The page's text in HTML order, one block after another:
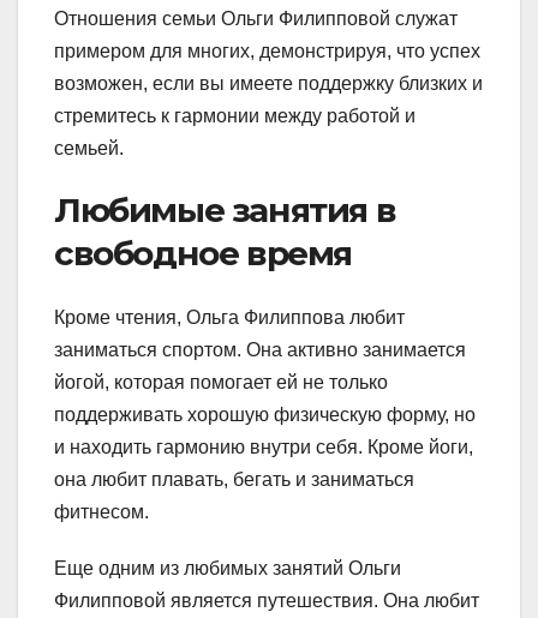
Отношения семьи Ольги Филипповой служат
примером для многих, демонстрируя, что успех
возможен, если вы имеете поддержку близких и
стремитесь к гармонии между работой и
семьей.
Любимые занятия в
свободное время
Кроме чтения, Ольга Филиппова любит
заниматься спортом. Она активно занимается
йогой, которая помогает ей не только
поддерживать хорошую физическую форму, но
и находить гармонию внутри себя. Кроме йоги,
она любит плавать, бегать и заниматься
фитнесом.
Еще одним из любимых занятий Ольги
Филипповой является путешествия. Она любит